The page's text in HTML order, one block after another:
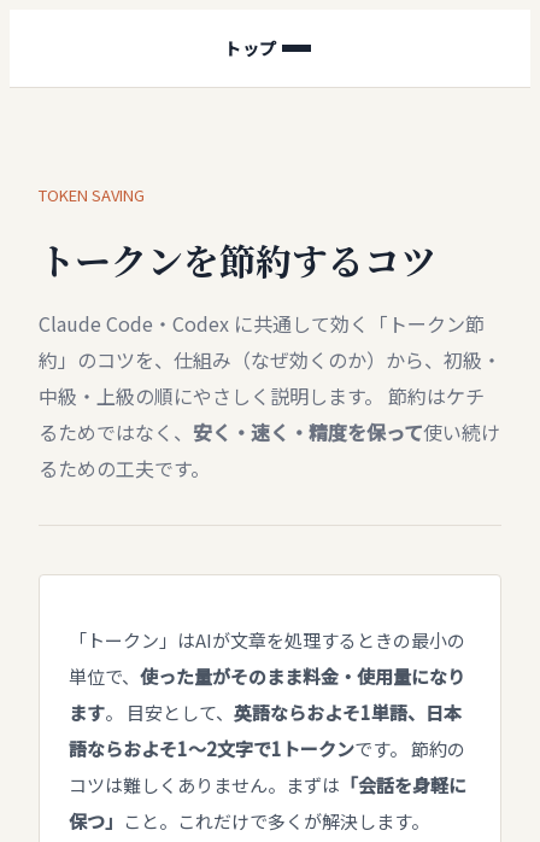
トップ
TOKEN SAVING
トークンを節約するコツ
Claude Code・Codex に共通して効く「トークン節
約」のコツを、仕組み（なぜ効くのか）から、初級・
中級・上級の順にやさしく説明します。 節約はケチ
るためではなく、 安く・速く・精度を保って使い続け
るための工夫です。
「トークン」はAIが文章を処理するときの最小の
単位で、 使った量がそのまま料金・使用量になり
ます。 目安として、 英語ならおよそ1単語、日本
語ならおよそ1〜2文字で1トークンです。 節約の
コツは難しくありません。まずは 「会話を身軽に
保つ」 こと。これだけで多くが解決します。